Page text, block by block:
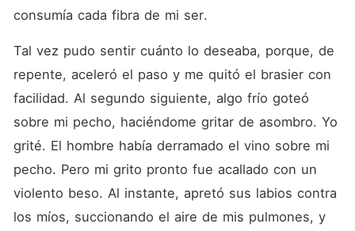
consumía cada fibra de mi ser.
Tal vez pudo sentir cuánto lo deseaba, porque, de
repente, aceleró el paso y me quitó el brasier con
facilidad. Al segundo siguiente, algo frío goteó
sobre mi pecho, haciéndome gritar de asombro. Yo
grité. El hombre había derramado el vino sobre mi
pecho. Pero mi grito pronto fue acallado con un
violento beso. Al instante, apretó sus labios contra
los míos, succionando el aire de mis pulmones, y